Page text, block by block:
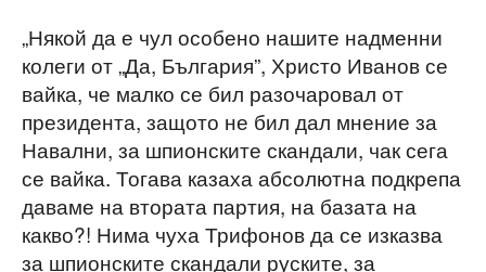
„Някой да е чул особено нашите надменни
колеги от „Да, България”, Христо Иванов се
вайка, че малко се бил разочаровал от
президента, защото не бил дал мнение за
Навални, за шпионските скандали, чак сега
се вайка. Тогава казаха абсолютна подкрепа
даваме на втората партия, на базата на
какво?! Нима чуха Трифонов да се изказва
за шпионските скандали руските, за